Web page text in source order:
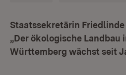
Staatssekretärin
„Der ökologische Landbau
Württemberg wächst seit